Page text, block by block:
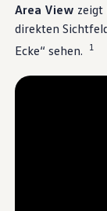
Area View zeigt
direkten
Ecke“ sehen.
1